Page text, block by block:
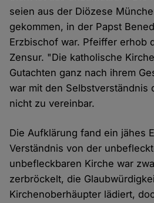
seien aus der Diözese
gekommen, in der Papst
Erzbischof war. Pfeiffer erhob
Zensur. "Die katholische
Gutachten ganz nach ihrem
war mit den Selbstverständnis
nicht zu vereinbar.
Die Aufklärung fand ein jähes
Verständnis von der
unbefleckbaren Kirche war
zerbröckelt, die
Kirchenoberhäupter lädiert,